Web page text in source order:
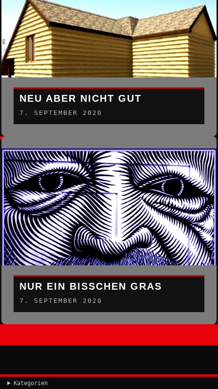
NEU ABER NICHT GUT
7. SEPTEMBER 2020
NUR EIN BISSCHEN GRAS
7. SEPTEMBER 2020
Kategorien